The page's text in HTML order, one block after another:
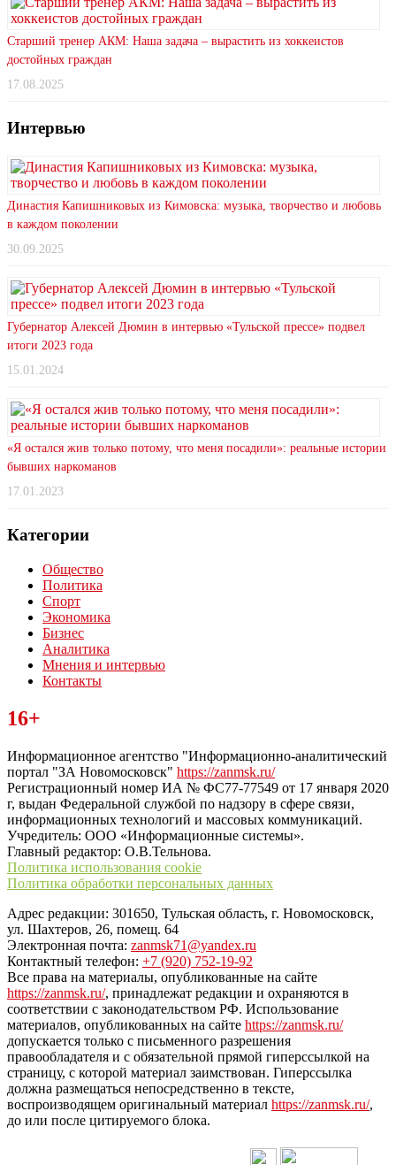
Старший тренер АКМ: Наша задача – вырастить из хоккеистов
достойных граждан
17.08.2025
Интервью
Династия Капишниковых из Кимовска: музыка, творчество и любовь
в каждом поколении
30.09.2025
Губернатор Алексей Дюмин в интервью «Тульской прессе» подвел
итоги 2023 года
15.01.2024
«Я остался жив только потому, что меня посадили»: реальные истории
бывших наркоманов
17.01.2023
Категории
Общество
Политика
Спорт
Экономика
Бизнес
Аналитика
Мнения и интервью
Контакты
Читайте последние новости дня в Тульской области на сайте
“ЗаНовомосковск”
16+
Информационное агентство "Информационно-аналитический
портал "ЗА Новомосковск" https://zanmsk.ru/
Регистрационный номер ИА № ФС77-77549 от 17 января 2020
г, выдан Федеральной службой по надзору в сфере связи,
информационных технологий и массовых коммуникаций.
Учредитель: ООО «Информационные системы».
Главный редактор: О.В.Тельнова.
Политика использования cookie
Политика обработки персональных данных
Адрес редакции: 301650, Тульская область, г. Новомосковск,
ул. Шахтеров, 26, помещ. 64
Электронная почта: zanmsk71@yandex.ru
Контактный телефон: +7 (920) 752-19-92
Все права на материалы, опубликованные на сайте
https://zanmsk.ru/, принадлежат редакции и охраняются в
соответствии с законодательством РФ. Использование
материалов, опубликованных на сайте https://zanmsk.ru/
допускается только с письменного разрешения
правообладателя и с обязательной прямой гиперссылкой на
страницу, с которой материал заимствован. Гиперссылка
должна размещаться непосредственно в тексте,
воспроизводящем оригинальный материал https://zanmsk.ru/,
до или после цитируемого блока.